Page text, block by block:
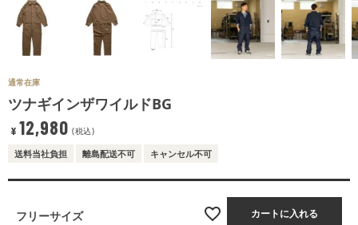
通常在庫
ツナギインザワイルドBG
¥ 12,980 税込
送料当社負担 離島配送不可 キャンセル不可
フリーサイズ カートに入れる